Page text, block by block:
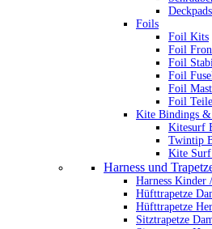
Deckpads
Foils
Foil Kits
Foil
Foil
Foil
Foil
Foil
Kite Bindings &
Kitesurf
Twintip
Kite
Harness und
Harness Kinder
Hüfttrapetze
Hüfttrapetze
Sitztrapetze